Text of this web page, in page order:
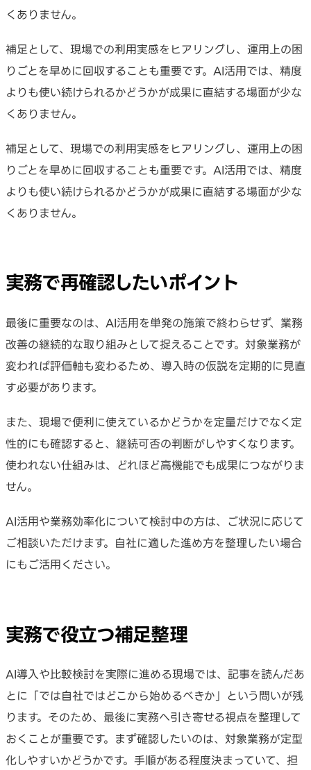
くありません。
補足として、現場での利用実感をヒアリングし、運用上の困
りごとを早めに回収することも重要です。AI活用では、精度
よりも使い続けられるかどうかが成果に直結する場面が少な
くありません。
補足として、現場での利用実感をヒアリングし、運用上の困
りごとを早めに回収することも重要です。AI活用では、精度
よりも使い続けられるかどうかが成果に直結する場面が少な
くありません。
実務で再確認したいポイント
最後に重要なのは、AI活用を単発の施策で終わらせず、業務
改善の継続的な取り組みとして捉えることです。対象業務が
変われば評価軸も変わるため、導入時の仮説を定期的に見直
す必要があります。
また、現場で便利に使えているかどうかを定量だけでなく定
性的にも確認すると、継続可否の判断がしやすくなります。
使われない仕組みは、どれほど高機能でも成果につながりま
せん。
AI活用や業務効率化について検討中の方は、ご状況に応じて
ご相談いただけます。自社に適した進め方を整理したい場合
にもご活用ください。
実務で役立つ補足整理
AI導入や比較検討を実際に進める現場では、記事を読んだあ
とに「では自社ではどこから始めるべきか」という問いが残
ります。そのため、最後に実務へ引き寄せる視点を整理して
おくことが重要です。まず確認したいのは、対象業務が定型
化しやすいかどうかです。手順がある程度決まっていて、担